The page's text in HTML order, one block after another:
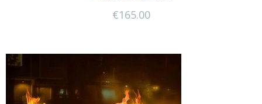
€165.00